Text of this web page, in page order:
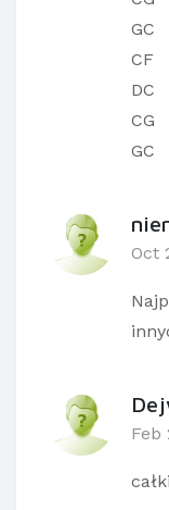
GC
CF
DC
CG
GC
Oct
Feb